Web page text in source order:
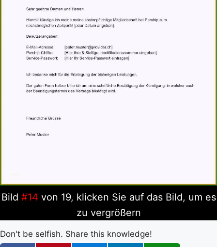
Bild #14 von 19, klicken Sie auf das Bild, um es
zu vergrößern
Don't be selfish. Share this knowledge!